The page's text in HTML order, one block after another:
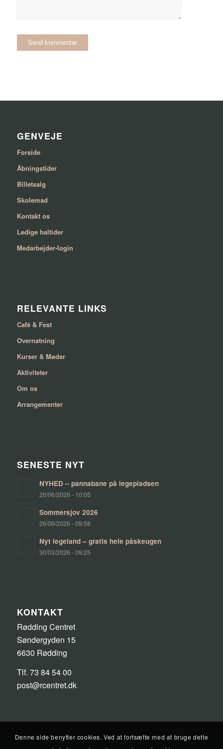
GENVEJE
Forside
Åbningstider
Billetsalg
Skolemad
Kontakt os
Ledige haltider
Medarbejder-login
RELEVANTE LINKS
Café & Fest
Overnatning
Kurser & Møder
Aktiviteter
Om os
Arrangementer
SENESTE NYT
NYHED – pannabane på legepladsen
26/06/2026 - 10:05
Sommersjov 2026
26/06/2026 - 09:58
Nyt legeland – gratis hele påskeugen
30/03/2026 - 09:25
KONTAKT
Rødding Centret
Søndergyden 15
6630 Rødding
Tlf. 73 84 54 00
post@rcentret.dk
Denne side benytter cookies. Ved at fortsætte med at bruge dette